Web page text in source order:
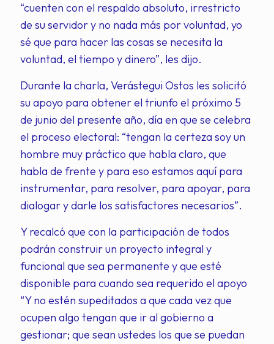
“cuenten con el respaldo absoluto, irrestricto
de su servidor y no nada más por voluntad, yo
sé que para hacer las cosas se necesita la
voluntad, el tiempo y dinero”, les dijo.
Durante la charla, Verástegui Ostos les solicitó
su apoyo para obtener el triunfo el próximo 5
de junio del presente año, día en que se celebra
el proceso electoral: “tengan la certeza soy un
hombre muy práctico que habla claro, que
habla de frente y para eso estamos aquí para
instrumentar, para resolver, para apoyar, para
dialogar y darle los satisfactores necesarios”.
Y recalcó que con la participación de todos
podrán construir un proyecto integral y
funcional que sea permanente y que esté
disponible para cuando sea requerido el apoyo
“Y no estén supeditados a que cada vez que
ocupen algo tengan que ir al gobierno a
gestionar; que sean ustedes los que se puedan